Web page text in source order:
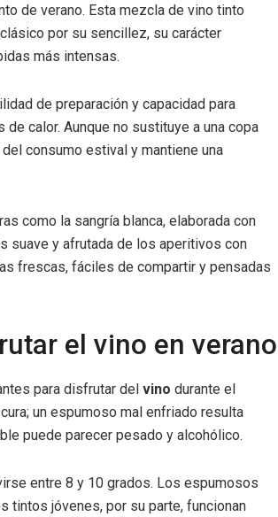
de verano. Esta mezcla de vino tinto
por su sencillez, su carácter
más intensas.
de preparación y capacidad para
calor. Aunque no sustituye a una copa
consumo estival y mantiene una
como la sangría blanca, elaborada con
suave y afrutada de los aperitivos con
frescas, fáciles de compartir y pensadas
el vino en verano
para disfrutar del vino durante el
un espumoso mal enfriado resulta
puede parecer pesado y alcohólico.
entre 8 y 10 grados. Los espumosos
tintos jóvenes, por su parte, funcionan